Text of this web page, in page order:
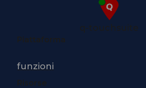
q-touchsuite
Piattaforma
funzioni
Risorse